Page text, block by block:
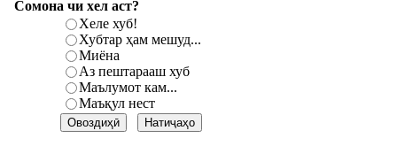
Сомона чи хел аст?
Хеле хуб!
Хубтар ҳам мешуд...
Миёна
Аз пештарааш хуб
Маълумот кам...
Маъқул нест